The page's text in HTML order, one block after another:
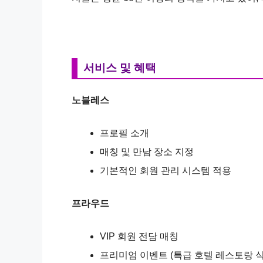
서비스 및 혜택
노블레스
프로필 소개
매칭 및 만남 장소 지정
기본적인 회원 관리 시스템 적용
프라우드
VIP 회원 전담 매칭
프리미엄 이벤트 (특급 호텔 레스토랑